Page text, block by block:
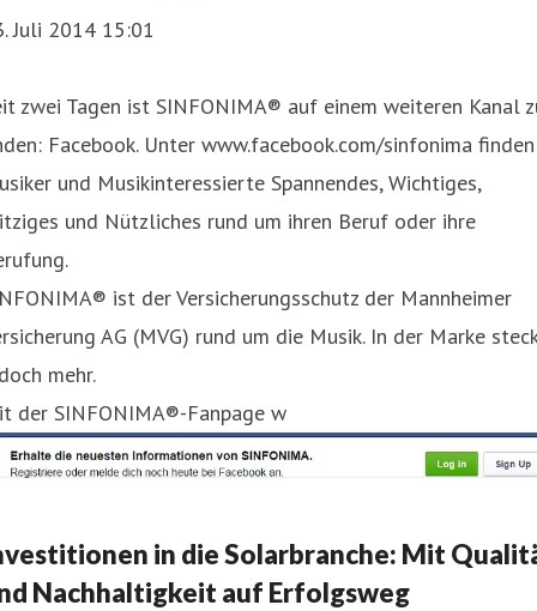
Juli 2014 15:01
zwei Tagen ist SINFONIMA® auf einem weiteren Kanal
Facebook. Unter www.facebook.com/sinfonima finden
und Musikinteressierte Spannendes, Wichtiges,
und Nützliches rund um ihren Beruf oder ihre
ist der Versicherungsschutz der Mannheimer
AG (MVG) rund um die Musik. In der Marke
mehr.
der SINFONIMA®-Fanpage w
in die Solarbranche: Mit
Nachhaltigkeit auf Erfolgsweg